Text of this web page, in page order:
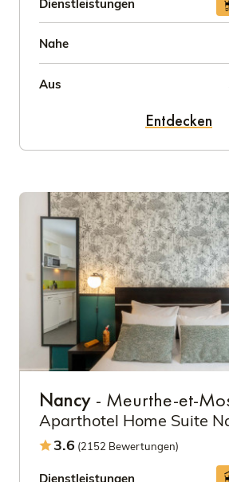
Dienstleistungen
Nahe
Aus
Entdecken
Nancy - Meurthe-et-
Aparthotel Home Suite
3.6 (2152 Bewertungen)
Dienstleistungen